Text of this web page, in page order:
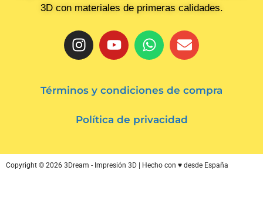
3D con materiales de primeras calidades.
Términos y condiciones de compra
Política de privacidad
Copyright © 2026 3Dream - Impresión 3D | Hecho con ♥ desde España